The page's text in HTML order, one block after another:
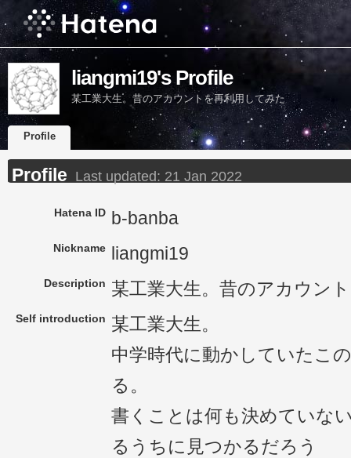
liangmi19's Profile
某工業大生。昔のアカウントを再利用してみた
Profile
Profile Last updated: 21 Jan 2022
Hatena ID b-banba
Nickname liangmi19
Description 某工業大生。昔のアカウン
Self introduction 某工業大生。
中学時代に動かしていたこ
る。
書くことは何も決めていな
るうちに見つかるだろう